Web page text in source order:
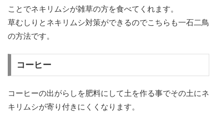
ことでネキリムシが雑草の方を食べてくれます。
草むしりとネキリムシ対策ができるのでこちらも一石二鳥
の方法です。
コーヒー
コーヒーの出がらしを肥料にして土を作る事でその土にネ
キリムシが寄り付きにくくなります。